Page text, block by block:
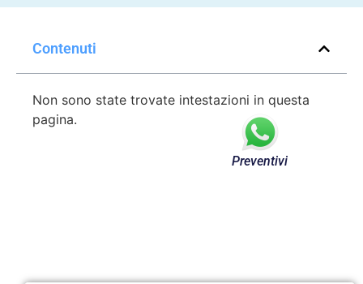
Contenuti
Non sono state trovate intestazioni in questa
pagina.
Preventivi